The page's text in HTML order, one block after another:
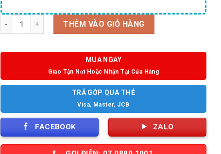
Số lượng THÊM VÀO GIỎ HÀNG
MUA NGAY
Giao Tận Nơi Hoặc Nhận Tại Cửa Hàng
TRẢ GÓP QUA THẺ
Visa, Master, JCB
FACEBOOK ZALO